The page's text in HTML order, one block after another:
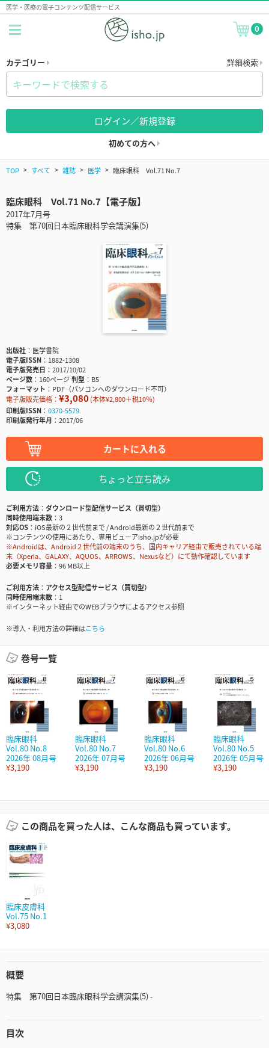
医学・医療の電子コンテンツ配信サービス
0
カテゴリー 詳細検索
ログイン／新規登録
初めての方へ
TOP すべて 雑誌 医学 臨床眼科 Vol.71 No.7
臨床眼科 Vol.71 No.7【電子版】
2017年7月号
特集 第70回日本臨床眼科学会講演集(5)
出版社
医学書院
電子版ISSN
1882-1308
電子版発売日
2017/10/02
ページ数
160ページ判型
B5
フォーマット
PDF（パソコンへのダウンロード不可）
電子版販売価格： ¥3,080(本体¥2,800＋税10％)
印刷版ISSN
0370-5579
印刷版発行年月
2017/06
カートに入れる
ちょっと立ち読み
ご利用方法
ダウンロード型配信サービス（買切型）
同時使用端末数
3
対応OS
iOS最新の２世代前まで / Android最新の２世代前まで
※コンテンツの使用にあたり、専用ビューアisho.jpが必要
※Androidは、Android２世代前の端末のうち、国内キャリア経由で販売されている端
末（Xperia、GALAXY、AQUOS、ARROWS、Nexusなど）にて動作確認しています
必要メモリ容量
96 MB以上
ご利用方法
アクセス型配信サービス（買切型）
同時使用端末数
1
※インターネット経由でのWEBブラウザによるアクセス参照
※導入・利用方法の詳細はこちら
巻号一覧
臨床眼科
Vol.80 No.8
2026年 08月号
¥3,190
臨床眼科
Vol.80 No.7
2026年 07月号
¥3,190
臨床眼科
Vol.80 No.6
2026年 06月号
¥3,190
臨床眼科
Vol.80 No.5
2026年 05月号
¥3,190
この商品を買った人は、こんな商品も買っています。
臨床皮膚科
Vol.75 No.1
¥3,080
概要
特集 第70回日本臨床眼科学会講演集(5) -
目次